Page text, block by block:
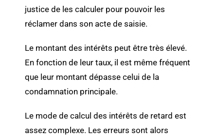
justice de les calculer pour pouvoir les
réclamer dans son acte de saisie.
Le montant des intérêts peut être très élevé.
En fonction de leur taux, il est même fréquent
que leur montant dépasse celui de la
condamnation principale.
Le mode de calcul des intérêts de retard est
assez complexe. Les erreurs sont alors